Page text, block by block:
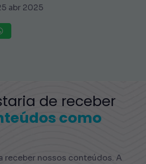
abr 2025
de receber
como
receber nossos conteúdos. A